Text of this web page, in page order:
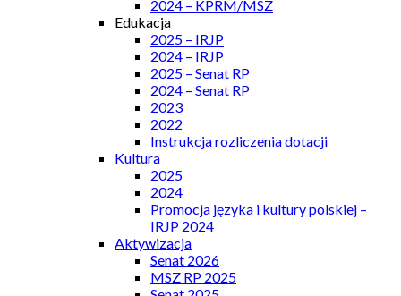
2024 – KPRM/MSZ
Edukacja
2025 – IRJP
2024 – IRJP
2025 – Senat RP
2024 – Senat RP
2023
2022
Instrukcja rozliczenia dotacji
Kultura
2025
2024
Promocja języka i kultury polskiej –
IRJP 2024
Aktywizacja
Senat 2026
MSZ RP 2025